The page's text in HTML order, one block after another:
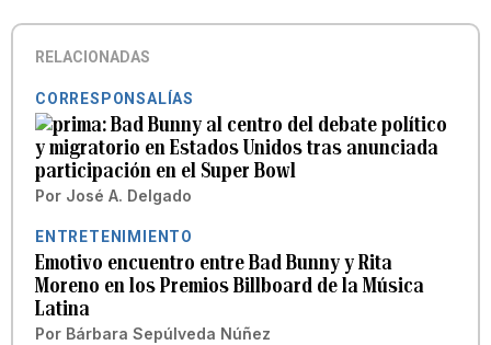
RELACIONADAS
CORRESPONSALÍAS
Bad Bunny al centro del debate político
y migratorio en Estados Unidos tras anunciada
participación en el Super Bowl
Por José A. Delgado
ENTRETENIMIENTO
Emotivo encuentro entre Bad Bunny y Rita
Moreno en los Premios Billboard de la Música
Latina
Por Bárbara Sepúlveda Núñez